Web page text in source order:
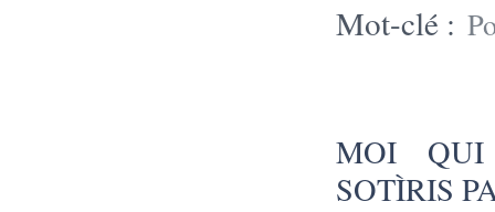
Mot-clé :
MOI QUI
SOTÌRIS